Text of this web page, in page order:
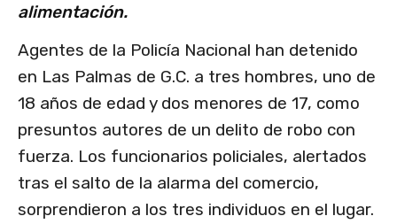
alimentación.
Agentes de la Policía Nacional han detenido
en Las Palmas de G.C. a tres hombres, uno de
18 años de edad y dos menores de 17, como
presuntos autores de un delito de robo con
fuerza. Los funcionarios policiales, alertados
tras el salto de la alarma del comercio,
sorprendieron a los tres individuos en el lugar.